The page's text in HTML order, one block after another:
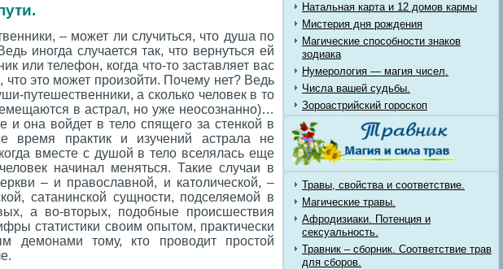
– может ли случиться, что душа по
иногда случается так, что вернуться ей
или телефон, когда что-то заставляет вас
что это может произойти. Почему нет? Ведь
путешественники, а сколько человек в то
в астрал, но уже неосознанно)…
и она войдет в тело спящего за стенкой в
время практик и изучений астрала не
вместе с душой в тело вселялась еще
начинал меняться. Такие случаи в
– и православной, и католической, –
сатанинской сущности, подселяемой в
а во-вторых, подобные происшествия
статистики своим опытом, практически
демонами тому, кто проводит простой
Натальная карта и 12 домов кармы
Мистерия дня рождения
Магические способности знаков
зодиака
Нумерология — магия чисел.
Числа вашей судьбы.
Зороастрийский гороскоп
Травы, свойства и соответствие.
Магические травы.
Афродизиаки. Потенция и
сексуальность.
Травник – сборник. Соответствие трав
для сборов.